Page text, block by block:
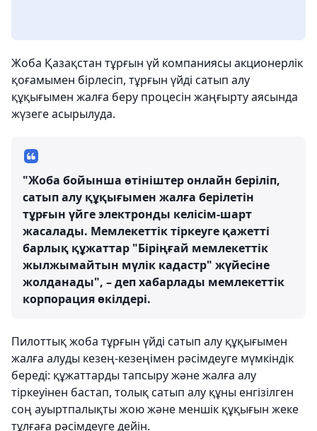
Жоба Қазақстан тұрғын үй компаниясы акционерлік
қоғамымен бірлесіп, тұрғын үйді сатып алу
құқығымен жалға беру процесін жаңғырту аясында
жүзеге асырылуда.
"Жоба бойынша өтініштер онлайн беріліп,
сатып алу құқығымен жалға берілетін
тұрғын үйге электронды келісім-шарт
жасалады. Мемлекеттік тіркеуге қажетті
барлық құжаттар "Біріңғай мемлекеттік
жылжымайтын мүлік кадастр" жүйесіне
жолданады", – деп хабарлады мемлекеттік
корпорация өкілдері.
Пилоттық жоба тұрғын үйді сатып алу құқығымен
жалға алуды кезең-кезеңімен рәсімдеуге мүмкіндік
береді: құжаттарды тапсыру және жалға алу
тіркеуінен бастап, толық сатып алу құны енгізілген
соң ауыртпалықты жою және меншік құқығын жеке
тұлғаға рәсімдеуге дейін.